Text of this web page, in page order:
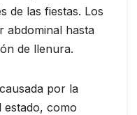
de las fiestas. Los
abdominal hasta
de llenura.
por la
estado, como